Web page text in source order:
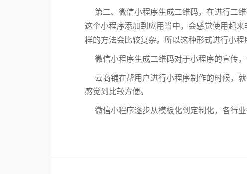
第二、微信小程序生成二维码，在进行二
这个小程序添加到应用当中，会感觉使用起
样的方法会比较复杂。所以这种形式进行小程
微信小程序生成二维码对于小程序的宣传
云商铺在帮用户进行小程序制作的时候，
感觉到比较方便。
微信小程序逐步从模板化到定制化，各行